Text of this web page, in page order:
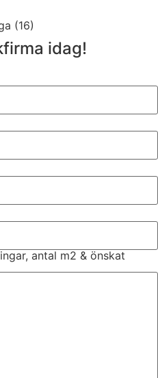
idag!
antal m2 & önskat